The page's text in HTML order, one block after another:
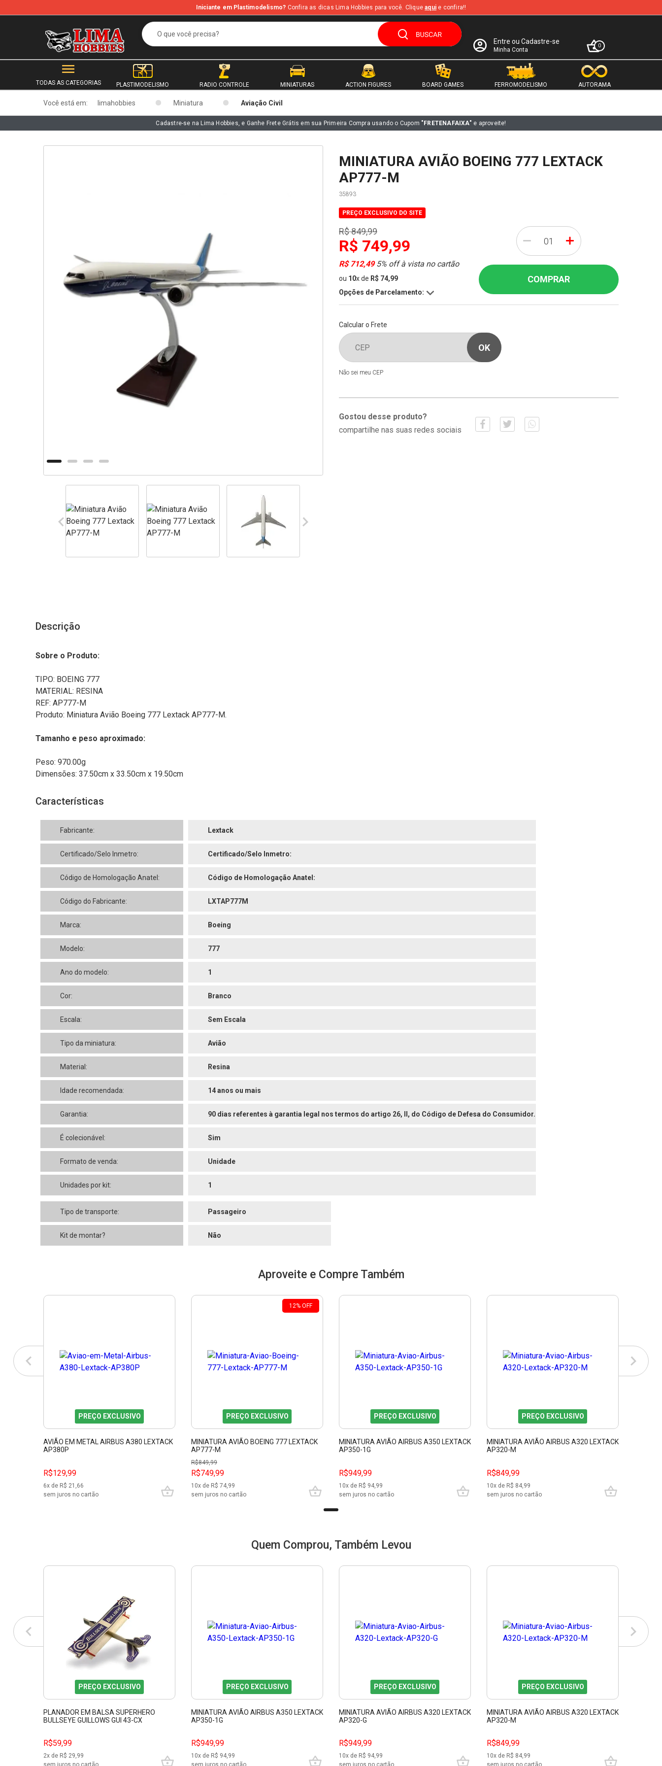
b
Iniciante em Plastimodelismo? Confira as dicas Lima Hobbies para você. Cliqueaqui e confira!!
Entre ou Cadastre-se
Minha Conta
0
TODAS AS CATEGORIAS PLASTIMODELISMO RADIO CONTROLE MINIATURAS ACTION FIGURES BOARD GAMES FERROMODELISMO AUTORAMA
Você está em: limahobbies Miniatura Aviação Civil
Cadastre-se na Lima Hobbies, e Ganhe Frete Grátis em sua Primeira Compra usando o Cupom "FRETENAFAIXA" e aproveite!
MINIATURA AVIÃO BOEING 777 LEXTACK
AP777-M
35893
PREÇO EXCLUSIVO DO SITE
R$ 849,99
R$ 749,99
R$ 712,495% off à vista no cartão
ou 10xde R$ 74,99
Opções de Parcelamento:
- +
COMPRAR
Calcular o Frete
Não sei meu CEP
Gostou desse produto?
compartilhe nas suas redes sociais
Descrição
Sobre o Produto:
TIPO: BOEING 777
MATERIAL: RESINA
REF: AP777-M
Produto: Miniatura Avião Boeing 777 Lextack AP777-M.
Tamanho e peso aproximado:
Peso: 970.00g
Dimensões: 37.50cm x 33.50cm x 19.50cm
Características
Fabricante: Lextack
Certificado/Selo Inmetro: Certificado/Selo Inmetro:
Código de Homologação Anatel: Código de Homologação Anatel:
Código do Fabricante: LXTAP777M
Marca: Boeing
Modelo: 777
Ano do modelo: 1
Cor: Branco
Escala: Sem Escala
Tipo da miniatura: Avião
Material: Resina
Idade recomendada: 14 anos ou mais
Garantia: 90 dias referentes à garantia legal nos termos do artigo 26, II, do Código de Defesa do Consumidor.
É colecionável: Sim
Formato de venda: Unidade
Unidades por kit: 1
Tipo de transporte: Passageiro
Kit de montar? Não
Aproveite e Compre Também
PREÇO EXCLUSIVO
AVIÃO EM METAL AIRBUS A380 LEXTACK
AP380P
R$129,99
6x de R$ 21,66
sem juros no cartão
12% OFF
PREÇO EXCLUSIVO
MINIATURA AVIÃO BOEING 777 LEXTACK
AP777-M
R$849,99
R$749,99
10x de R$ 74,99
sem juros no cartão
PREÇO EXCLUSIVO
MINIATURA AVIÃO AIRBUS A350 LEXTACK
AP350-1G
R$949,99
10x de R$ 94,99
sem juros no cartão
PREÇO EXCLUSIVO
MINIATURA AVIÃO AIRBUS A320 LEXTACK
AP320-M
R$849,99
10x de R$ 84,99
sem juros no cartão
Quem Comprou, Também Levou
PREÇO EXCLUSIVO
PLANADOR EM BALSA SUPERHERO
BULLSEYE GUILLOWS GUI 43-CX
R$59,99
2x de R$ 29,99
PREÇO EXCLUSIVO
MINIATURA AVIÃO AIRBUS A350 LEXTACK
AP350-1G
R$949,99
10x de R$ 94,99
PREÇO EXCLUSIVO
MINIATURA AVIÃO AIRBUS A320 LEXTACK
AP320-G
R$949,99
10x de R$ 94,99
PREÇO EXCLUSIVO
MINIATURA AVIÃO AIRBUS A320 LEXTACK
AP320-M
R$849,99
10x de R$ 84,99